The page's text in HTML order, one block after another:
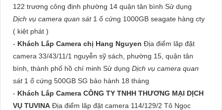
122 trương công định phường 14 quận tân bình Sử dụng
Dịch vụ camera quan sát 1 ổ cứng 1000GB seagate hàng cty
( kiệt phát )
- Khách Lắp Camera chị Hang Nguyen Địa điểm lăp đặt
camera 33/43/11/1 nguyễn sỹ sách, phường 15, quận tân
bình, thành phố hồ chí minh Sử dụng Dịch vụ camera quan
sát 1 ổ cứng 500GB SG bảo hành 18 tháng
- Khách Lắp Camera CÔNG TY TNHH THƯƠNG MẠI DỊCH
VỤ TUVINA Địa điểm lăp đặt camera 114/129/2 Tô Ngọc